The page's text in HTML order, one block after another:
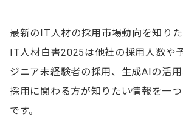
最新のIT人材の採用市場動向を知り
IT人材白書2025は他社の採用人数や
ジニア未経験者の採用、生成AIの活
採用に関わる方が知りたい情報を一
です。